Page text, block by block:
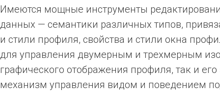
Имеются мощные инструменты
данных — семантики различных типов,
и стили профиля, свойства и стили окна
для управления двумерным и трехмерным
графического отображения профиля, так и
механизм управления видом и поведением